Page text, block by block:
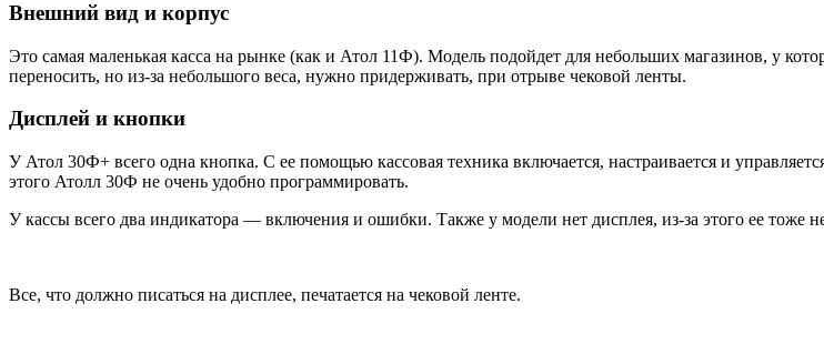
Внешний вид и корпус
Это самая маленькая касса на рынке (как и Атол 11Ф). Модель подойдет для небольших магазинов, у
переносить, но из-за небольшого веса, нужно придерживать, при отрыве чековой ленты.
Дисплей и кнопки
У Атол 30Ф+ всего одна кнопка. С ее помощью кассовая техника включается, настраивается и
этого Атолл 30Ф не очень удобно программировать.
У кассы всего два индикатора — включения и ошибки. Также у модели нет дисплея, из-за этого ее тоже
Все, что должно писаться на дисплее, печатается на чековой ленте.